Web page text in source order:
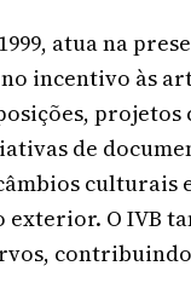
atua na
incentivo às
projetos
de
culturais
exterior. O IVB